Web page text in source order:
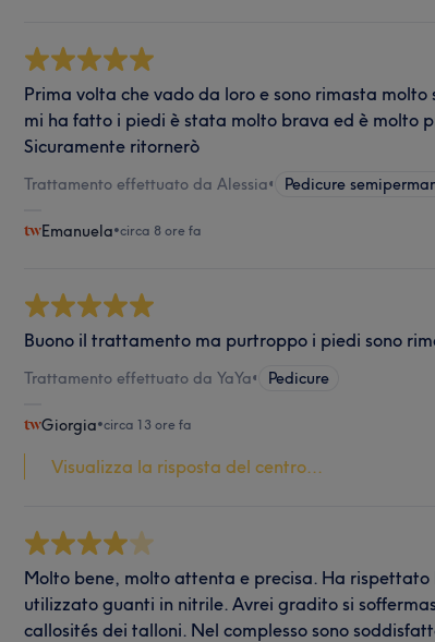
Prima volta che vado da loro e sono rimasta
mi ha fatto i piedi è stata molto brava ed è molto
Sicuramente ritornerò
Trattamento effettuato da Alessia• Pedicure
Emanuela•circa 8 ore fa
Buono il trattamento ma purtroppo i piedi sono
Trattamento effettuato da YaYa• Pedicure
Giorgia•circa 13 ore fa
Visualizza la risposta del centro...
Molto bene, molto attenta e precisa. Ha
utilizzato guanti in nitrile. Avrei gradito si
callosités dei talloni. Nel complesso sono